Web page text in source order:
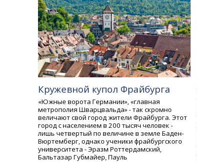
Кружевной купол Фрайбурга
«Южные ворота Германии», «главная
метрополия Шварцвальда» - так скромно
величают свой город жители Фрайбурга. Этот
город с населением в 200 тысяч человек -
лишь четвертый по величине в земле Баден-
Вюртемберг, однако ученики фрайбургского
университета - Эразм Роттердамский,
Бальтазар Губмайер, Пауль